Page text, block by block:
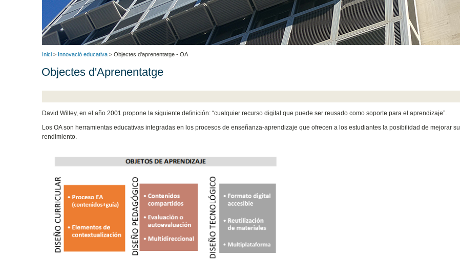
Inici > Innovació educativa > Objectes d'aprenentatge - OA
Objectes d'Aprenentatge
David Willey, en el año 2001 propone la siguiente definición: “cualquier recurso digital que puede ser reusado como soporte para el aprendizaje”.
Los OA son herramientas educativas integradas en los procesos de enseñanza-aprendizaje que ofrecen a los estudiantes la posibilidad de mejorar su
rendimiento.